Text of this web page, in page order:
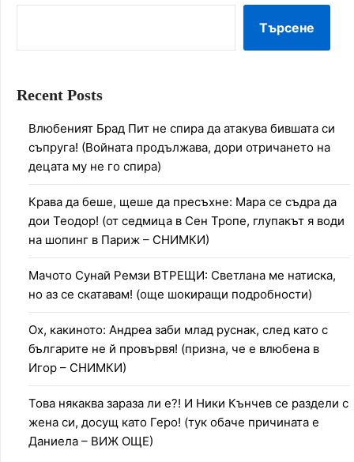
Търсене
Recent Posts
Влюбеният Брад Пит не спира да атакува бившата си
съпруга! (Войната продължава, дори отричането на
децата му не го спира)
Крава да беше, щеше да пресъхне: Мара се съдра да
дои Теодор! (от седмица в Сен Тропе, глупакът я води
на шопинг в Париж – СНИМКИ)
Мачото Сунай Ремзи ВТРЕЩИ: Светлана ме натиска,
но аз се скатавам! (още шокиращи подробности)
Ох, какиното: Андреа заби млад руснак, след като с
българите не й провървя! (призна, че е влюбена в
Игор – СНИМКИ)
Това някаква зараза ли е?! И Ники Кънчев се раздели с
жена си, досущ като Геро! (тук обаче причината е
Даниела – ВИЖ ОЩЕ)